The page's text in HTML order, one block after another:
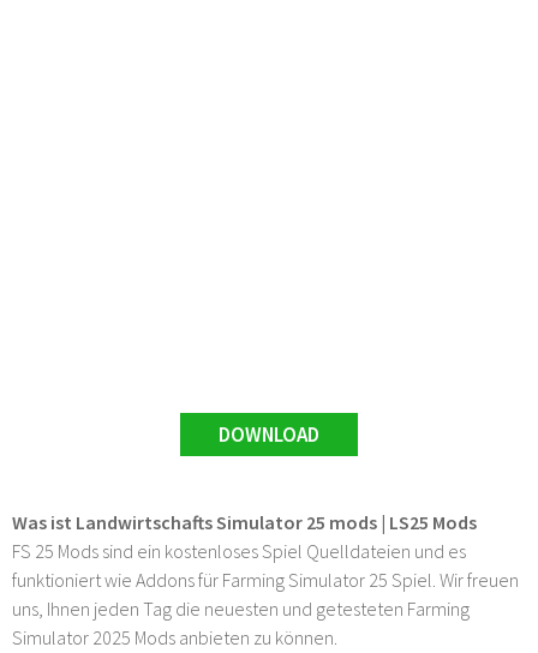
DOWNLOAD
Was ist Landwirtschafts Simulator 25 mods | LS25 Mods
FS 25 Mods sind ein kostenloses Spiel Quelldateien und es
funktioniert wie Addons für Farming Simulator 25 Spiel. Wir freuen
uns, Ihnen jeden Tag die neuesten und getesteten Farming
Simulator 2025 Mods anbieten zu können.